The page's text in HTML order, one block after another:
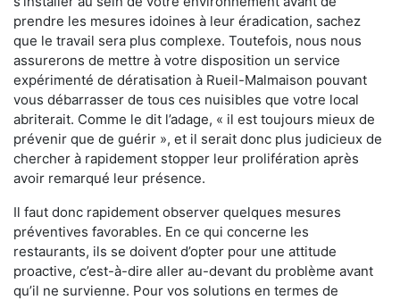
prendre les mesures idoines à leur éradication, sachez
que le travail sera plus complexe. Toutefois, nous nous
assurerons de mettre à votre disposition un service
expérimenté de dératisation à Rueil-Malmaison pouvant
vous débarrasser de tous ces nuisibles que votre local
abriterait. Comme le dit l’adage, « il est toujours mieux de
prévenir que de guérir », et il serait donc plus judicieux de
chercher à rapidement stopper leur prolifération après
avoir remarqué leur présence.
Il faut donc rapidement observer quelques mesures
préventives favorables. En ce qui concerne les
restaurants, ils se doivent d’opter pour une attitude
proactive, c’est-à-dire aller au-devant du problème avant
qu’il ne survienne. Pour vos solutions en termes de